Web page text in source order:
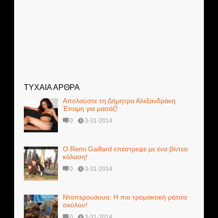
ΤΥΧΑΙΑ ΑΡΘΡΑ
Απολαύστε τη Δήμητρα Αλεξανδράκη.
Έτοιμη για μασάζ!
0 3-31-2014
Ο Remi Gaillard επέστρεψε με ένα βίντεο
κόλαση!
0 3-31-2014
Ντοπερουάουα: Η πιο τρομακτική ράτσα
σκύλου!